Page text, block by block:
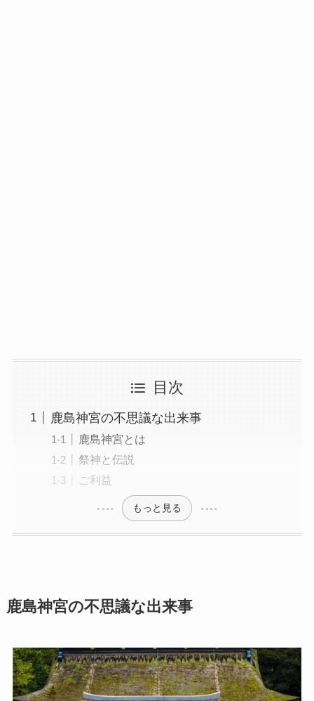
目次
鹿島神宮の不思議な出来事
鹿島神宮とは
祭神と伝説
ご利益
もっと見る
鹿島神宮の不思議な出来事